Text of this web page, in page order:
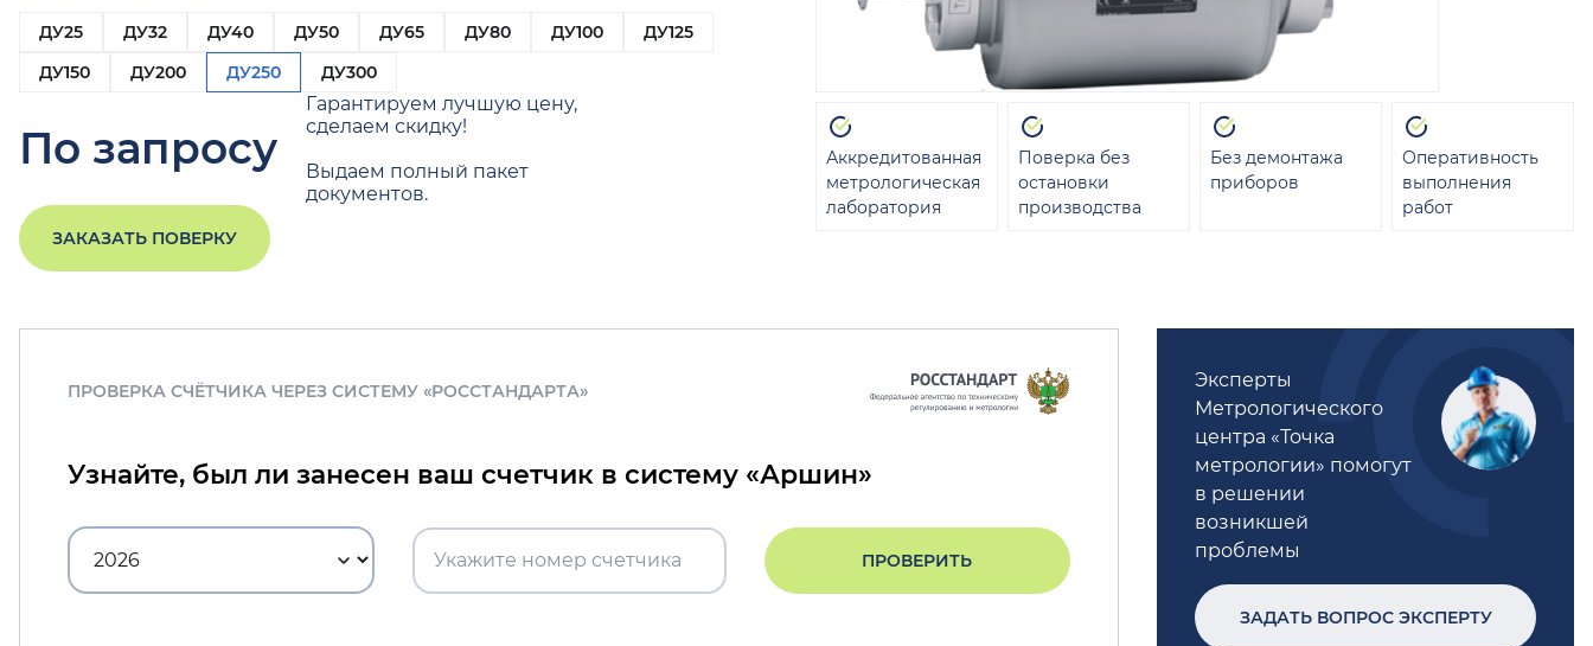
ДУ25 ДУ32 ДУ40 ДУ50 ДУ65 ДУ80 ДУ100
ДУ125
ДУ150
ДУ200 ДУ250 ДУ300
По запросу
Гарантируем лучшую цену,
сделаем скидку!
Выдаем полный пакет
документов.
ЗАКАЗАТЬ ПОВЕРКУ
Аккредитованная
метрологическая
лаборатория
Поверка без
остановки
производства
Без демонтажа
приборов
Оперативность
выполнения
работ
ПРОВЕРКА СЧЁТЧИКА ЧЕРЕЗ СИСТЕМУ «РОССТАНДАРТА»
Узнайте, был ли занесен ваш счетчик в систему «Аршин»
ПРОВЕРИТЬ
Эксперты
Метрологического
центра «Точка
метрологии» помогут
в решении
возникшей
проблемы
ЗАДАТЬ ВОПРОС ЭКСПЕРТУ